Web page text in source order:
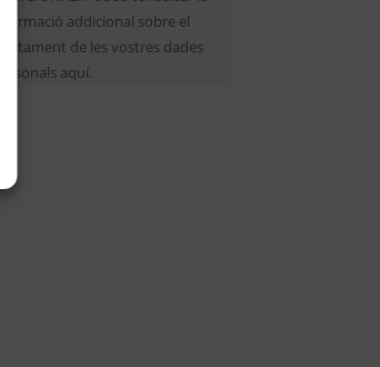
informació addicional sobre el
tractament de les vostres dades
personals aquí.